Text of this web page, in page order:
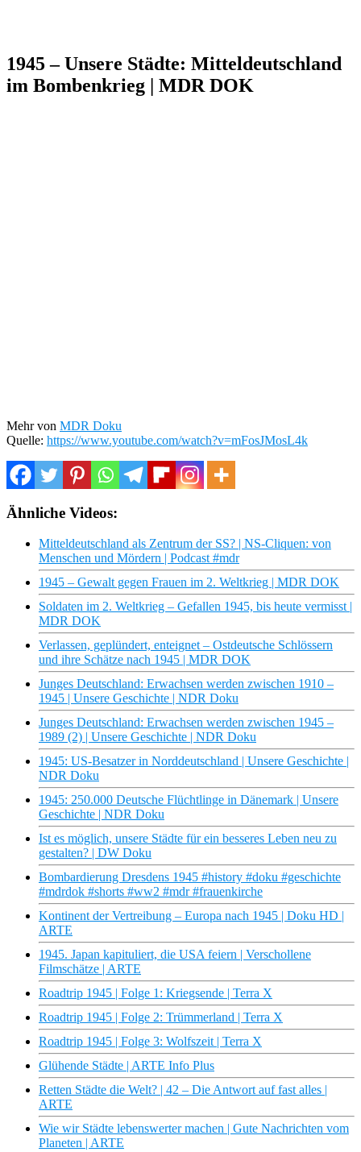
1945 – Unsere Städte: Mitteldeutschland
im Bombenkrieg | MDR DOK
Mehr von MDR Doku
Quelle: https://www.youtube.com/watch?v=mFosJMosL4k
Ähnliche Videos:
Mitteldeutschland als Zentrum der SS? | NS-Cliquen: von
Menschen und Mördern | Podcast #mdr
1945 – Gewalt gegen Frauen im 2. Weltkrieg | MDR DOK
Soldaten im 2. Weltkrieg – Gefallen 1945, bis heute vermisst |
MDR DOK
Verlassen, geplündert, enteignet – Ostdeutsche Schlössern
und ihre Schätze nach 1945 | MDR DOK
Junges Deutschland: Erwachsen werden zwischen 1910 –
1945 | Unsere Geschichte | NDR Doku
Junges Deutschland: Erwachsen werden zwischen 1945 –
1989 (2) | Unsere Geschichte | NDR Doku
1945: US-Besatzer in Norddeutschland | Unsere Geschichte |
NDR Doku
1945: 250.000 Deutsche Flüchtlinge in Dänemark | Unsere
Geschichte | NDR Doku
Ist es möglich, unsere Städte für ein besseres Leben neu zu
gestalten? | DW Doku
Bombardierung Dresdens 1945 #history #doku #geschichte
#mdrdok #shorts #ww2 #mdr #frauenkirche
Kontinent der Vertreibung – Europa nach 1945 | Doku HD |
ARTE
1945. Japan kapituliert, die USA feiern | Verschollene
Filmschätze | ARTE
Roadtrip 1945 | Folge 1: Kriegsende | Terra X
Roadtrip 1945 | Folge 2: Trümmerland | Terra X
Roadtrip 1945 | Folge 3: Wolfszeit | Terra X
Glühende Städte | ARTE Info Plus
Retten Städte die Welt? | 42 – Die Antwort auf fast alles |
ARTE
Wie wir Städte lebenswerter machen | Gute Nachrichten vom
Planeten | ARTE